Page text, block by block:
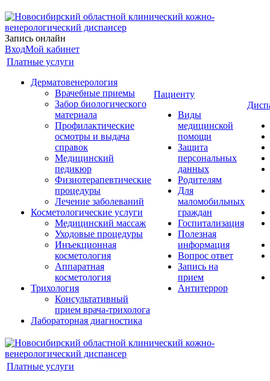
Запись онлайн
ВходМой кабинет
Платные услуги
Дерматовенерология
Врачебные приемы
Забор биологического
материала
Профилактические
осмотры и выдача
справок
Медицинский
педикюр
Физиотерапевтические
процедуры
Лечение заболеваний
Косметологические услуги
Медицинский массаж
Уходовые процедуры
Инъекционная
косметология
Аппаратная
косметология
Трихология
Консультативный
прием врача-трихолога
Лабораторная диагностика
Пациенту
Виды
медицинской
помощи
Защита
персональных
данных
Родителям
Для
маломобильных
граждан
Госпитализация
Полезная
информация
Вопрос ответ
Запись на
прием
Антитеррор
Платные услуги